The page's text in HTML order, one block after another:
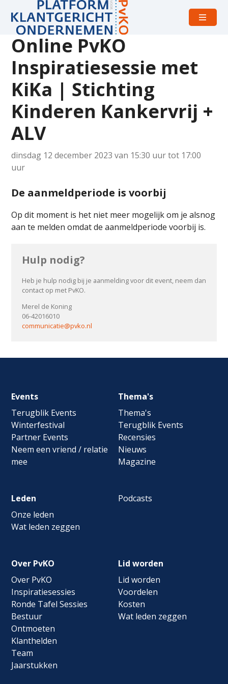
Open
Detailpagina
bijeenkomst
Online PvKO
Inspiratiesessie met
KiKa | Stichting
Kinderen Kankervrij +
ALV
dinsdag 12 december 2023 van 15:30 uur tot 17:00
uur
De aanmeldperiode is voorbij
Op dit moment is het niet meer mogelijk om je alsnog
aan te melden omdat de aanmeldperiode voorbij is.
Hulp nodig?
Heb je hulp nodig bij je aanmelding voor dit event, neem dan
contact op met PvKO.
Merel de Koning
06-42016010
communicatie@pvko.nl
Footer
navigation
Events
Terugblik Events
Winterfestival
Partner Events
Neem een vriend / relatie
mee
Thema's
Thema's
Terugblik Events
Recensies
Nieuws
Magazine
Leden
Onze leden
Wat leden zeggen
Podcasts
Over PvKO
Over PvKO
Inspiratiesessies
Ronde Tafel Sessies
Bestuur
Ontmoeten
Klanthelden
Team
Jaarstukken
Lid worden
Lid worden
Voordelen
Kosten
Wat leden zeggen